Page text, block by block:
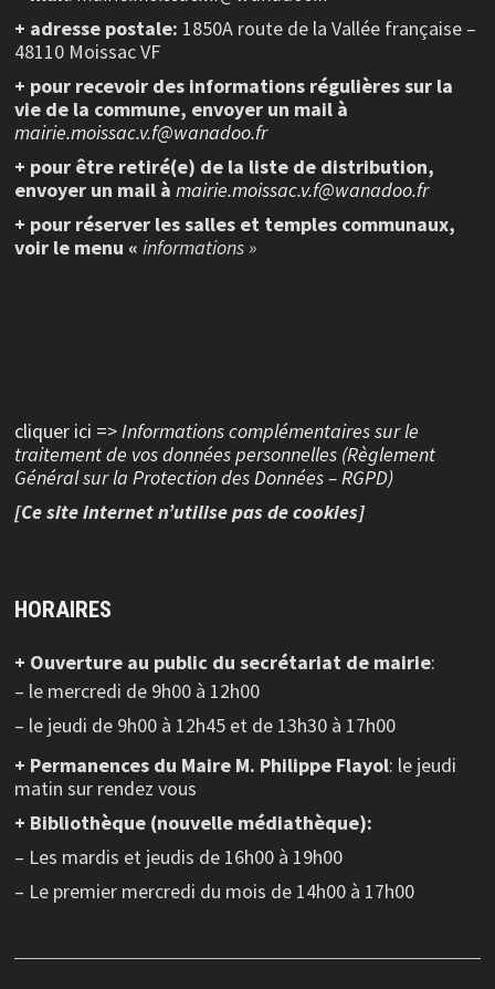
+ adresse postale: 1850A route de la Vallée française –
48110 Moissac VF
+ pour recevoir des informations régulières sur la
vie de la commune, envoyer un mail à
mairie.moissac.v.f@wanadoo.fr
+ pour être retiré(e) de la liste de distribution,
envoyer un mail à mairie.moissac.v.f@wanadoo.fr
+ pour réserver les salles et temples communaux,
voir le menu « informations »
cliquer ici =>Informations complémentaires sur le
traitement de vos données personnelles (Règlement
Général sur la Protection des Données – RGPD)
[Ce site internet n’utilise pas de cookies]
HORAIRES
+ Ouverture au public du secrétariat de mairie:
– le mercredi de 9h00 à 12h00
– le jeudi de 9h00 à 12h45 et de 13h30 à 17h00
+ Permanences du Maire M. Philippe Flayol: le jeudi
matin sur rendez vous
+ Bibliothèque (nouvelle médiathèque):
– Les mardis et jeudis de 16h00 à 19h00
– Le premier mercredi du mois de 14h00 à 17h00